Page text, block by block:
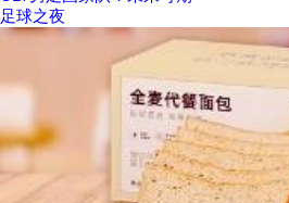
足球之夜